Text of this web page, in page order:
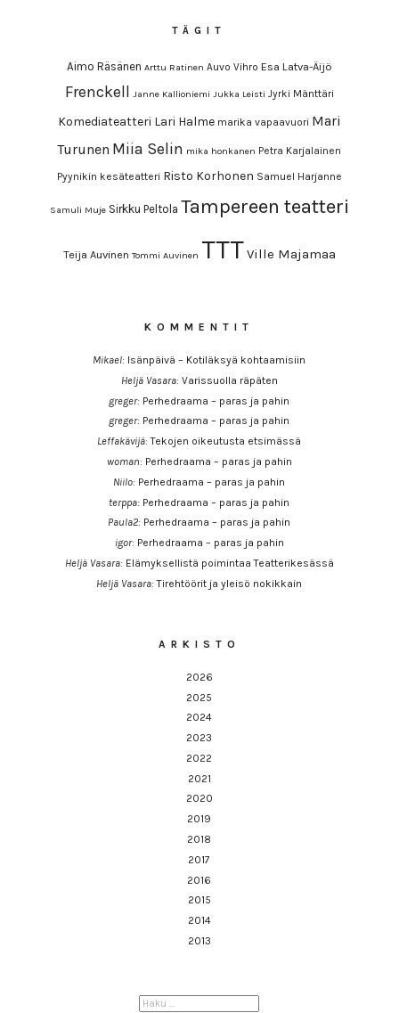
TÄGIT
Aimo Räsänen Arttu Ratinen Auvo Vihro Esa Latva-Äijö
Frenckell Janne Kallioniemi Jukka Leisti Jyrki Mänttäri
Komediateatteri Lari Halme marika vapaavuori Mari
Turunen Miia Selin mika honkanen Petra Karjalainen
Pyynikin kesäteatteri Risto Korhonen Samuel Harjanne
Samuli Muje Sirkku Peltola Tampereen teatteri
Teija Auvinen Tommi Auvinen TTTVille Majamaa
KOMMENTIT
Mikael: Isänpäivä – Kotiläksyä kohtaamisiin
Heljä Vasara: Varissuolla räpäten
greger: Perhedraama – paras ja pahin
greger: Perhedraama – paras ja pahin
Leffakävijä:Tekojen oikeutusta etsimässä
woman: Perhedraama – paras ja pahin
Niilo: Perhedraama – paras ja pahin
terppa: Perhedraama – paras ja pahin
Paula2: Perhedraama – paras ja pahin
igor: Perhedraama – paras ja pahin
Heljä Vasara: Elämyksellistä poimintaa Teatterikesässä
Heljä Vasara:Tirehtöörit ja yleisö nokikkain
ARKISTO
2026
2025
2024
2023
2022
2021
2020
2019
2018
2017
2016
2015
2014
2013
HAKU: